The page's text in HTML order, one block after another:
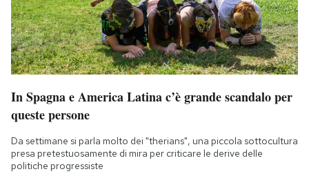
In Spagna e America Latina c’è grande scandalo per
queste persone
Da settimane si parla molto dei "therians", una piccola sottocultura
presa pretestuosamente di mira per criticare le derive delle
politiche progressiste